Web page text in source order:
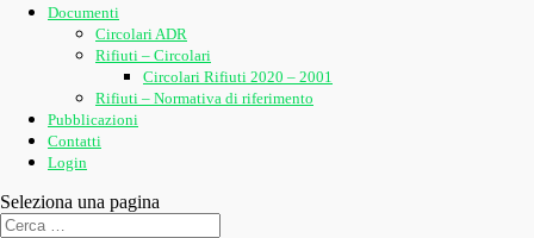
Documenti
Circolari ADR
Rifiuti – Circolari
Circolari Rifiuti 2020 – 2001
Rifiuti – Normativa di riferimento
Pubblicazioni
Contatti
Login
Seleziona una pagina